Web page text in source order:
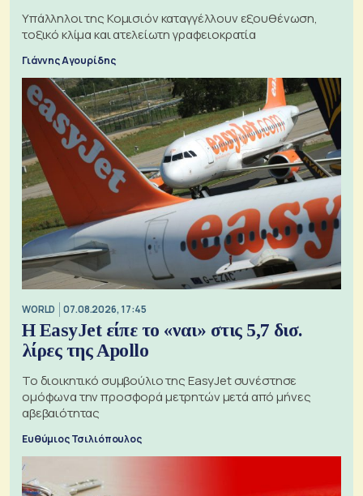
Υπάλληλοι της Κομισιόν καταγγέλλουν εξουθένωση,
τοξικό κλίμα και ατελείωτη γραφειοκρατία
Γιάννης Αγουρίδης
WORLD 07.08.2026, 17:45
Η EasyJet είπε το «ναι» στις 5,7 δισ.
λίρες της Apollo
Το διοικητικό συμβούλιο της EasyJet συνέστησε
ομόφωνα την προσφορά μετρητών μετά από μήνες
αβεβαιότητας
Ευθύμιος Τσιλιόπουλος